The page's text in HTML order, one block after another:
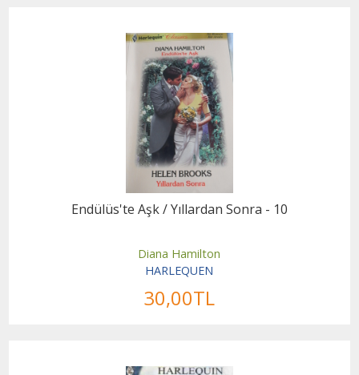
Endülüs'te Aşk / Yıllardan Sonra - 10
Diana Hamilton
HARLEQUEN
30,00TL